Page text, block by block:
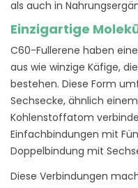
als auch in
Einzigartige
C60-Fullerene haben eine
aus wie winzige Käfige,
bestehen. Diese Form
Sechsecke, ähnlich
Kohlenstoffatom
Einfachbindungen mit
Doppelbindung mit
Diese Verbindungen